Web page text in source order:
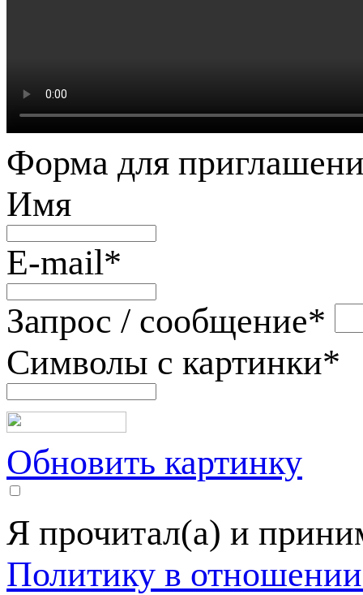
Форма для
Имя
E-mail*
Запрос / сообщение*
Символы с картинки*
Обновить картинку
Я прочитал(а) и
Политику в